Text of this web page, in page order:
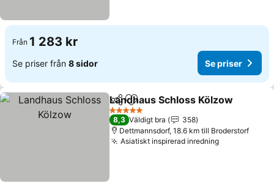
Från 1 283 kr
Se priser från 8 sidor Se priser
Dela Lägg till i Mina Favoriter
Landhaus Schloss Kölzow
5 Stjärnor
8,3 Väldigt bra
358
Dettmannsdorf, 18.6 km till Broderstorf
Asiatiskt inspirerad inredningSe priser